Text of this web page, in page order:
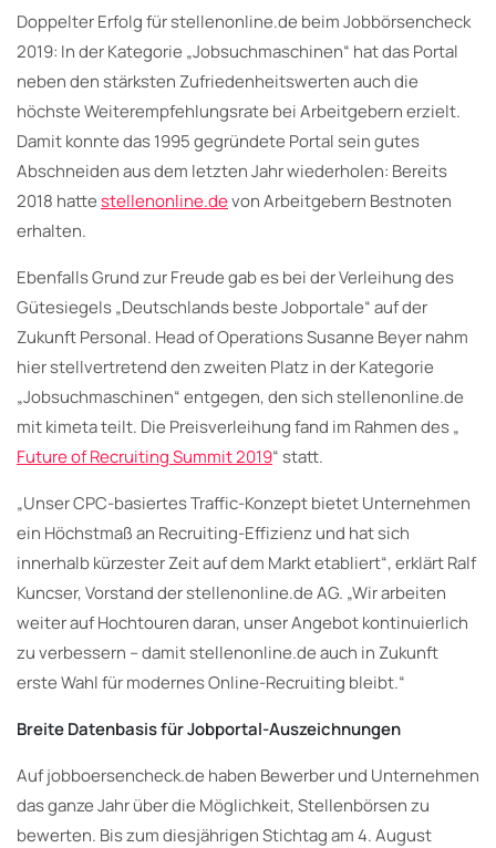
Doppelter Erfolg für stellenonline.de beim Jobbörsencheck
2019: In der Kategorie „Jobsuchmaschinen“ hat das Portal
neben den stärksten Zufriedenheitswerten auch die
höchste Weiterempfehlungsrate bei Arbeitgebern erzielt.
Damit konnte das 1995 gegründete Portal sein gutes
Abschneiden aus dem letzten Jahr wiederholen: Bereits
2018 hattestellenonline.devon Arbeitgebern Bestnoten
erhalten.
Ebenfalls Grund zur Freude gab es bei der Verleihung des
Gütesiegels „Deutschlands beste Jobportale“ auf der
Zukunft Personal. Head of Operations Susanne Beyer nahm
hier stellvertretend den zweiten Platz in der Kategorie
„Jobsuchmaschinen“ entgegen, den sich stellenonline.de
mit kimeta teilt. Die Preisverleihung fand im Rahmen des „
Future of Recruiting Summit 2019“ statt.
„Unser CPC-basiertes Traffic-Konzept bietet Unternehmen
ein Höchstmaß an Recruiting-Effizienz und hat sich
innerhalb kürzester Zeit auf dem Markt etabliert“, erklärt Ralf
Kuncser, Vorstand der stellenonline.de AG. „Wir arbeiten
weiter auf Hochtouren daran, unser Angebot kontinuierlich
zu verbessern – damit stellenonline.de auch in Zukunft
erste Wahl für modernes Online-Recruiting bleibt.“
Breite Datenbasis für Jobportal-Auszeichnungen
Auf jobboersencheck.de haben Bewerber und Unternehmen
das ganze Jahr über die Möglichkeit, Stellenbörsen zu
bewerten. Bis zum diesjährigen Stichtag am 4. August